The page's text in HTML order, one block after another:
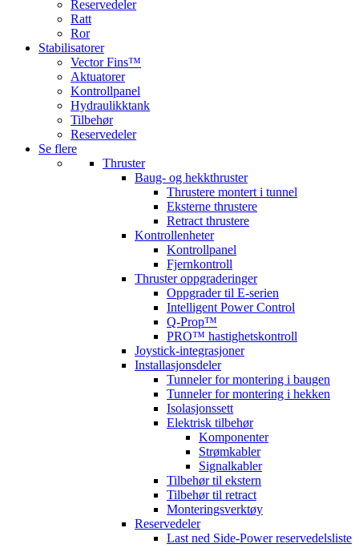
Reservedeler
Ratt
Ror
Stabilisatorer
Vector Fins™
Aktuatorer
Kontrollpanel
Hydraulikktank
Tilbehør
Reservedeler
Se flere
Thruster
Baug- og hekkthruster
Thrustere montert i tunnel
Eksterne thrustere
Retract thrustere
Kontrollenheter
Kontrollpanel
Fjernkontroll
Thruster oppgraderinger
Oppgrader til E-serien
Intelligent Power Control
Q-Prop™
PRO™ hastighetskontroll
Joystick-integrasjoner
Installasjonsdeler
Tunneler for montering i baugen
Tunneler for montering i hekken
Isolasjonssett
Elektrisk tilbehør
Komponenter
Strømkabler
Signalkabler
Tilbehør til ekstern
Tilbehør til retract
Monteringsverktøy
Reservedeler
Last ned Side-Power reservedelsliste